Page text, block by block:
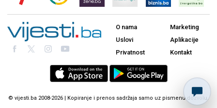
O nama
Uslovi
Privatnost
Marketing
Aplikacije
Kontakt
© vijesti.ba 2008-2026 | Kopiranje i prenos sadržaja samo uz pismenu dozvolu.